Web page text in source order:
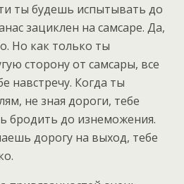
ты будешь испытывать до
зациклен на самсаре. Да,
Но как только ты
сторону от самсары, все
навстречу. Когда ты
не зная дороги, тебе
бродить до изнеможения.
дорогу на выход, тебе